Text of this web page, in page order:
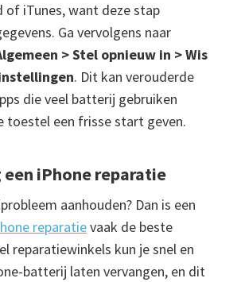
of iTunes, want deze stap
Ga vervolgens naar
> Stel opnieuw in > Wis
. Dit kan verouderde
die veel batterij gebruiken
toestel een frisse start geven.
een iPhone reparatie
aanhouden? Dan is een
reparatievaak de beste
reparatiewinkels kun je snel en
batterij laten vervangen, en dit